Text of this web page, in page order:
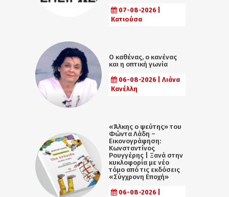
07-08-2026 |
Κατιούσα
Ο καθένας, ο κανένας
και η οπτική γωνία
06-08-2026 | Λιάνα
Κανέλλη
«Άλκης ο ψεύτης» του
Φώντα Λάδη –
Εικονογράφηση:
Κωνσταντίνος
Ρουγγέρης | Ξανά στην
κυκλοφορία με νέο
τόμο από τις εκδόσεις
«Σύγχρονη Εποχή»
06-08-2026 |